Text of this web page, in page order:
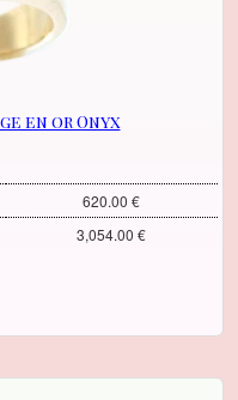
en or Onyx
620.00 €
3,054.00 €